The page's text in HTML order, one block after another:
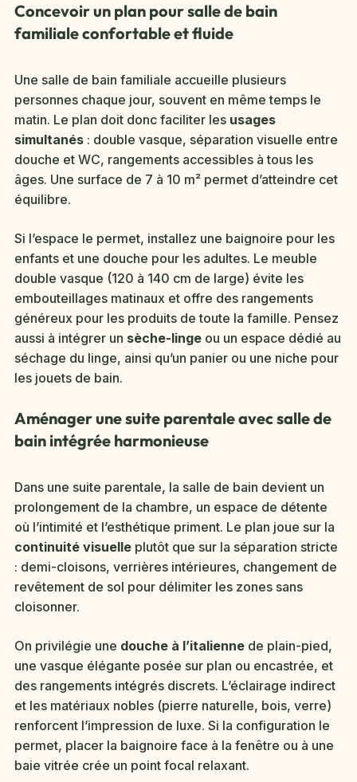
Concevoir un plan pour salle de bain
familiale confortable et fluide
Une salle de bain familiale accueille plusieurs
personnes chaque jour, souvent en même temps le
matin. Le plan doit donc faciliter les usages
simultanés : double vasque, séparation visuelle entre
douche et WC, rangements accessibles à tous les
âges. Une surface de 7 à 10 m² permet d’atteindre cet
équilibre.
Si l’espace le permet, installez une baignoire pour les
enfants et une douche pour les adultes. Le meuble
double vasque (120 à 140 cm de large) évite les
embouteillages matinaux et offre des rangements
généreux pour les produits de toute la famille. Pensez
aussi à intégrer un sèche-linge ou un espace dédié au
séchage du linge, ainsi qu’un panier ou une niche pour
les jouets de bain.
Aménager une suite parentale avec salle de
bain intégrée harmonieuse
Dans une suite parentale, la salle de bain devient un
prolongement de la chambre, un espace de détente
où l’intimité et l’esthétique priment. Le plan joue sur la
continuité visuelle plutôt que sur la séparation stricte
: demi-cloisons, verrières intérieures, changement de
revêtement de sol pour délimiter les zones sans
cloisonner.
On privilégie une douche à l’italienne de plain-pied,
une vasque élégante posée sur plan ou encastrée, et
des rangements intégrés discrets. L’éclairage indirect
et les matériaux nobles (pierre naturelle, bois, verre)
renforcent l’impression de luxe. Si la configuration le
permet, placer la baignoire face à la fenêtre ou à une
baie vitrée crée un point focal relaxant.